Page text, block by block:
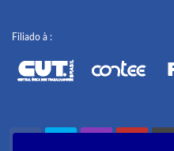
Filiado à :